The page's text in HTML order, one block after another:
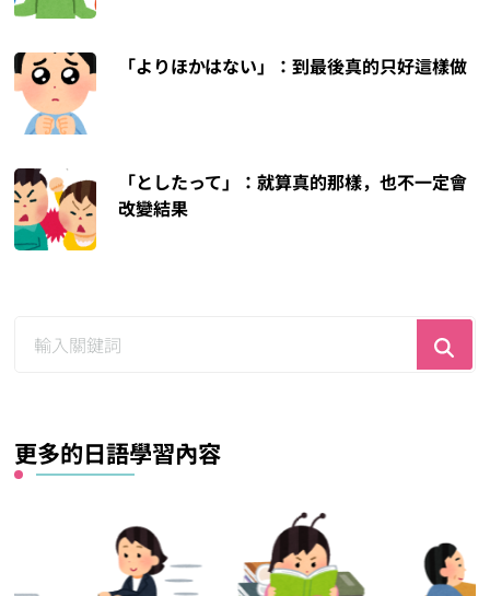
「よりほかはない」：到最後真的只好這樣做
「としたって」：就算真的那樣，也不一定會
改變結果
更多的日語學習內容